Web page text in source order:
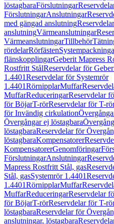
löstagbaraFörslutningar
FörslutningarAnslutningar
med gängad anslutning
anslutningVärmeanslutningar
VärmeanslutningarTillbehör
rördelarRörfästen
flänskopplingarGeberit Mapress
Rostfritt StålReservdelar för
1.4401Reservdelar för Systemrör
1.4401RörnipplarMuffar
MuffarReduceringarReservdelar
för BöjarT-rörReservdelar för T-
för Invändig cirkulation
Övergångar ej löstagbara
löstagbaraReservdelar för
löstagbaraKompensatorer
KompensatorerGenomföringar
FörslutningarAnslutningar
Mapress Rostfritt Stål, gas
Stål, gasSystemrör 1.4401
1.4401RörnipplarMuffar
MuffarReduceringarReservdelar
för BöjarT-rörReservdelar för T-
löstagbaraReservdelar för
anslutningar, löstagbara